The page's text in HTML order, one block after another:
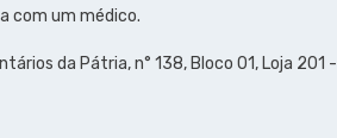
com um médico.
da Pátria, n° 138, Bloco 01, Loja